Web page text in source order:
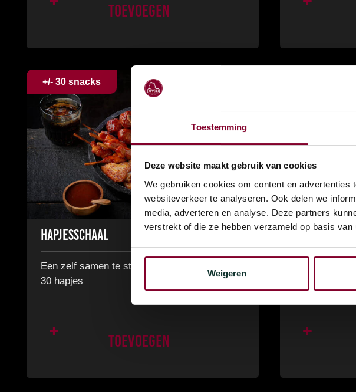
Toestemming
Deze website maakt gebruik van cookies
We gebruiken cookies om content en
websiteverkeer te analyseren. Ook delen we
media, adverteren en analyse. Deze partners
verstrekt of die ze hebben verzameld op basis
Weigeren
Toevoegen
+/- 30 snacks
Hapjesschaal €14,99
Een zelf samen te stellen hapjesschaal van
30 hapjes
Toevoegen
Kipperij